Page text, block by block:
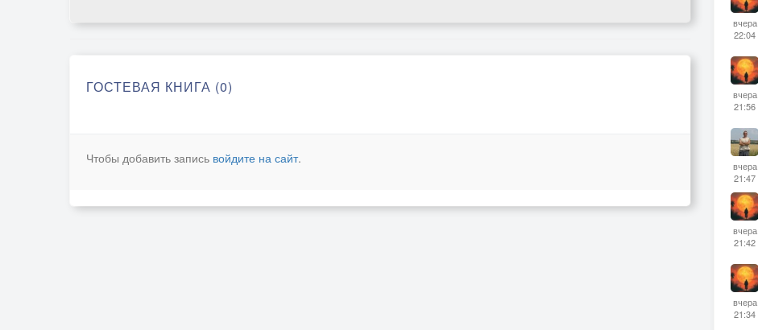
ГОСТЕВАЯ КНИГА (0)
Чтобы добавить запись войдите на сайт.
вчера
22:04
вчера
21:56
вчера
21:47
вчера
21:42
вчера
21:34